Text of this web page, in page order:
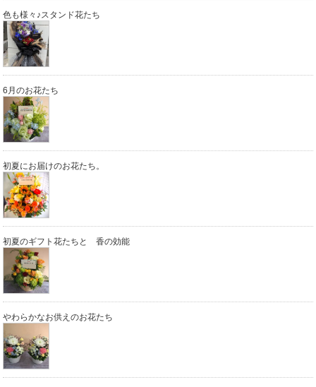
色も様々♪スタンド花たち
6月のお花たち
初夏にお届けのお花たち。
初夏のギフト花たちと 香の効能
やわらかなお供えのお花たち